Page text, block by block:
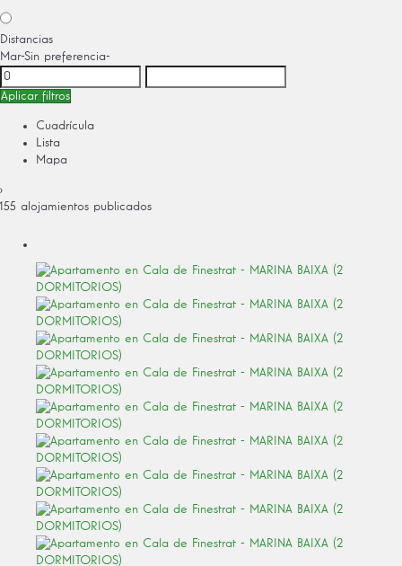
Distancias
Mar-Sin preferencia-
Aplicar filtros
Cuadrícula
Lista
Mapa
›
155 alojamientos publicados